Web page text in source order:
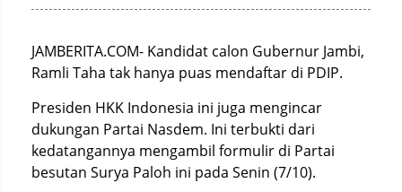
JAMBERITA.COM- Kandidat calon Gubernur Jambi,
Ramli Taha tak hanya puas mendaftar di PDIP.
Presiden HKK Indonesia ini juga mengincar
dukungan Partai Nasdem. Ini terbukti dari
kedatangannya mengambil formulir di Partai
besutan Surya Paloh ini pada Senin (7/10).